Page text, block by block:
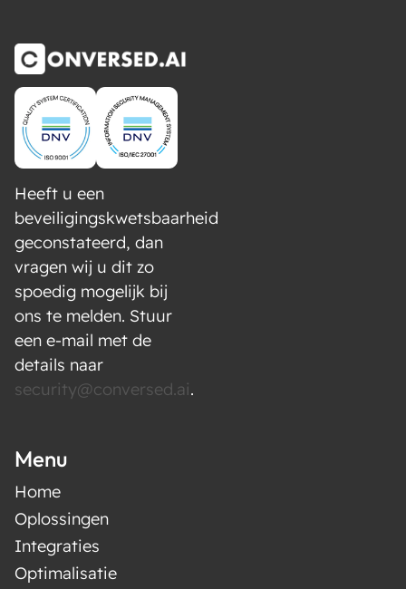
Heeft u een
beveiligingskwetsbaarheid
geconstateerd, dan
vragen wij u dit zo
spoedig mogelijk bij
ons te melden. Stuur
een e-mail met de
details naar
security@conversed.ai.
Menu
Home
Oplossingen
Integraties
Optimalisatie